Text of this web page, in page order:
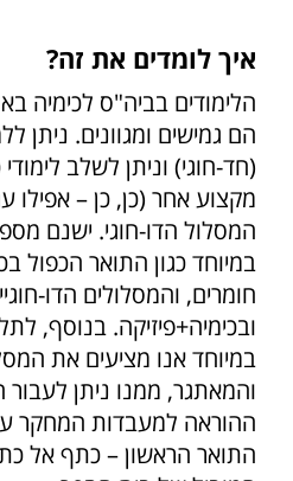
איך לומדים את זה?
הלימודים בביה"ס לכימיה
הם גמישים ומגוונים. ניתן
(חד-חוגי) וניתן לשלב
מקצוע אחר (כן, כן – אפילו
המסלול הדו-חוגי. ישנם
במיוחד כגון התואר הכפול
חומרים, והמסלולים הדו-
ובכימיה+פיזיקה. בנוסף,
במיוחד אנו מציעים את
והמאתגר, ממנו ניתן
ההוראה למעבדות המחקר
התואר הראשון – כתף אל